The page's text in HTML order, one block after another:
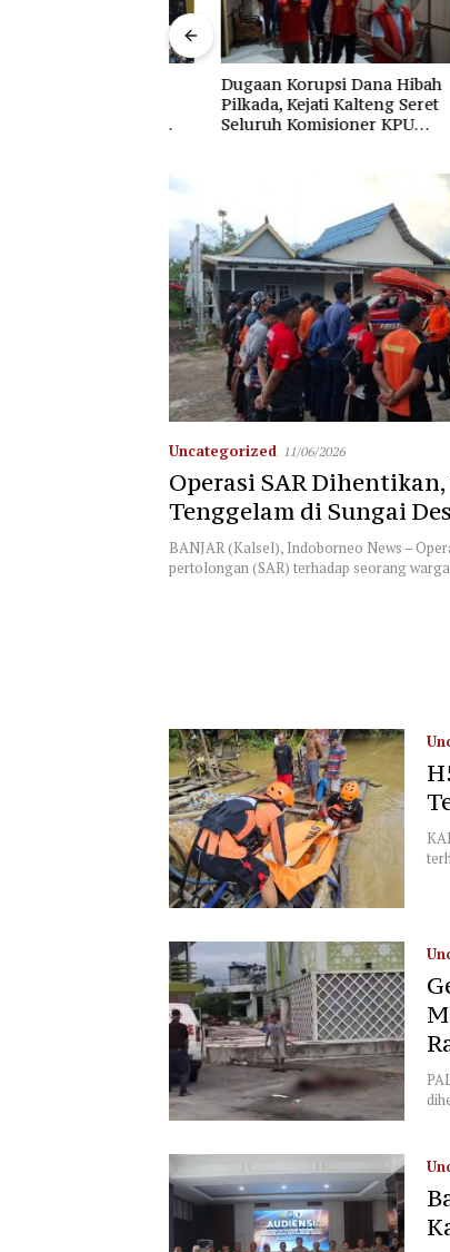
Dugaan Korupsi Dana Hibah
Pilkada, Kejati Kalteng Seret
Seluruh Komisioner KPU
Uncategorized 11/06/2026
Operasi SAR
Tenggelam di Sungai
Nangka Masih Jadi
BANJAR (Kalsel), Indoborneo News –
pertolongan (SAR) terhadap seorang